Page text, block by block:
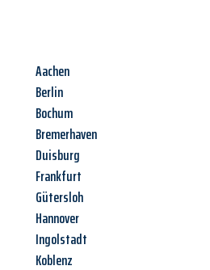
Aachen
Berlin
Bochum
Bremerhaven
Duisburg
Frankfurt
Gütersloh
Hannover
Ingolstadt
Koblenz